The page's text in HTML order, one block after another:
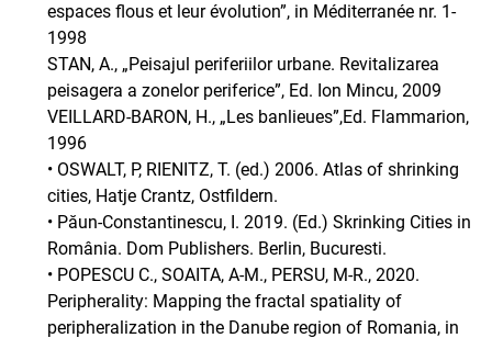
espaces flous et leur évolution”, in Méditerranée nr. 1-
1998
STAN, A., „Peisajul periferiilor urbane. Revitalizarea
peisagera a zonelor periferice”, Ed. Ion Mincu, 2009
VEILLARD-BARON, H., „Les banlieues”,Ed. Flammarion,
1996
• OSWALT, P, RIENITZ, T. (ed.) 2006. Atlas of shrinking
cities, Hatje Crantz, Ostfildern.
• Păun-Constantinescu, I. 2019. (Ed.) Skrinking Cities in
România. Dom Publishers. Berlin, Bucuresti.
• POPESCU C., SOAITA, A-M., PERSU, M-R., 2020.
Peripherality: Mapping the fractal spatiality of
peripheralization in the Danube region of Romania, in